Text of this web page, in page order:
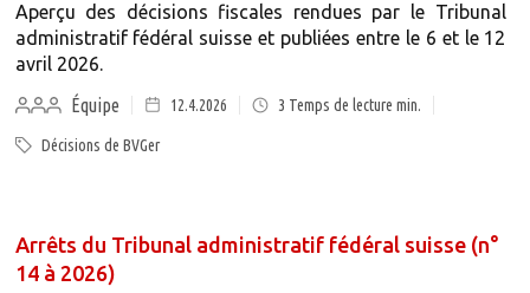
Aperçu des décisions fiscales rendues par le Tribunal
administratif fédéral suisse et publiées entre le 6 et le 12
avril 2026.
Équipe
12.4.2026 3 Temps de lecture min.
Décisions de BVGer
Arrêts du Tribunal administratif fédéral suisse (n°
14 à 2026)